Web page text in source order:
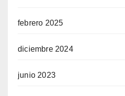
febrero 2025
diciembre 2024
junio 2023